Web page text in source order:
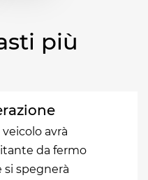
più
avrà
da fermo
si spegnerà